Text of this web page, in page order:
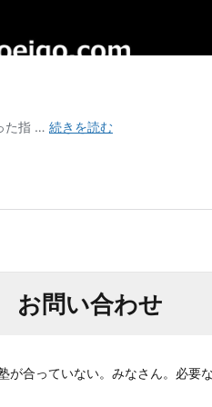
お問い合わせ
ていない。みなさん。必要な